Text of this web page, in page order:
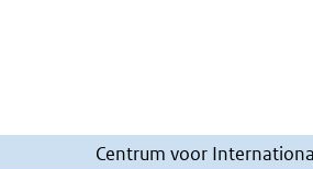
Centrum voor